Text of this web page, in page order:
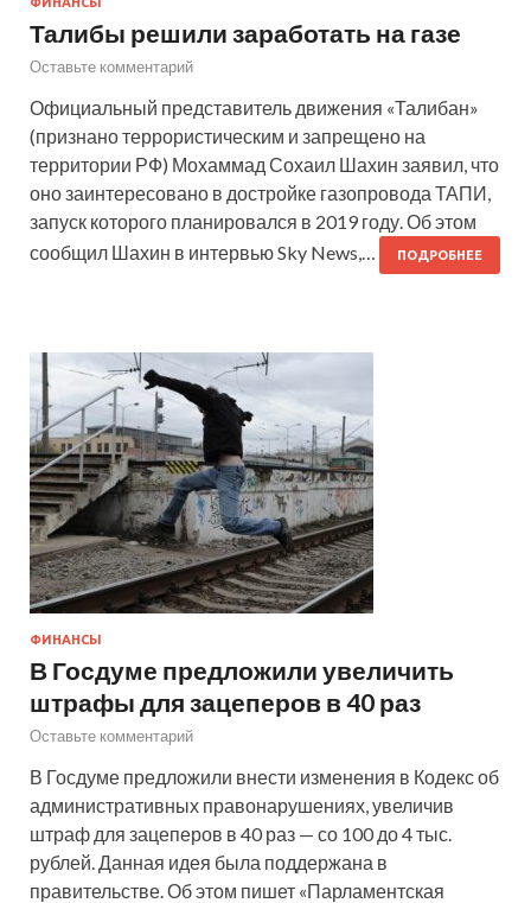
Талибы решили заработать на газе
Оставьте комментарий
Официальный представитель движения «Талибан»
(признано террористическим и запрещено на
территории РФ) Мохаммад Сохаил Шахин заявил, что
оно заинтересовано в достройке газопровода ТАПИ,
запуск которого планировался в 2019 году. Об этом
сообщил Шахин в интервью Sky News,…
ПОДРОБНЕЕ
ФИНАНСЫ
В Госдуме предложили увеличить
штрафы для зацеперов в 40 раз
Оставьте комментарий
В Госдуме предложили внести изменения в Кодекс об
административных правонарушениях, увеличив
штраф для зацеперов в 40 раз — со 100 до 4 тыс.
рублей. Данная идея была поддержана в
правительстве. Об этом пишет «Парламентская